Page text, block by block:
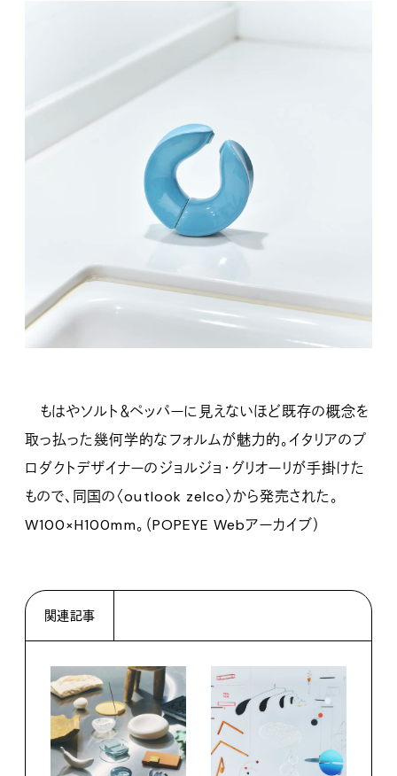
もはやソルト＆ペッパーに見えないほど既存の概念を
取っ払った幾何学的なフォルムが魅力的。イタリアのプ
ロダクトデザイナーのジョルジョ・グリオーリが手掛けた
もので、同国の〈outlook zelco〉から発売された。
W100×H100mm。（POPEYE Webアーカイブ）
関連記事